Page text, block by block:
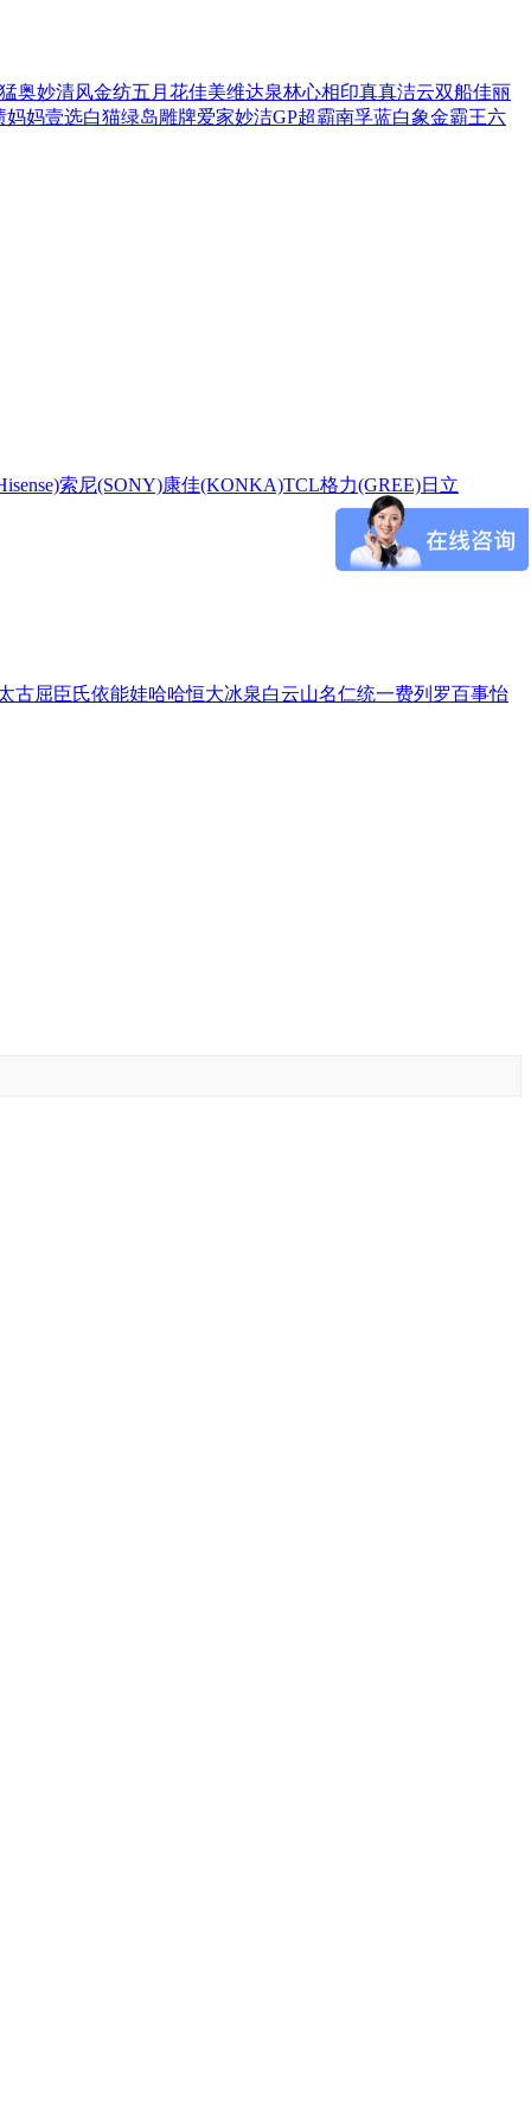
奥妙清风金纺五月花佳美维达泉林心相印真真洁云双船佳丽
妈妈壹选白猫绿岛雕牌爱家妙洁GP超霸南孚蓝白象金霸王六
索尼(SONY)康佳(KONKA)TCL格力(GREE)日立
古屈臣氏依能娃哈哈恒大冰泉白云山名仁统一费列罗百事怡